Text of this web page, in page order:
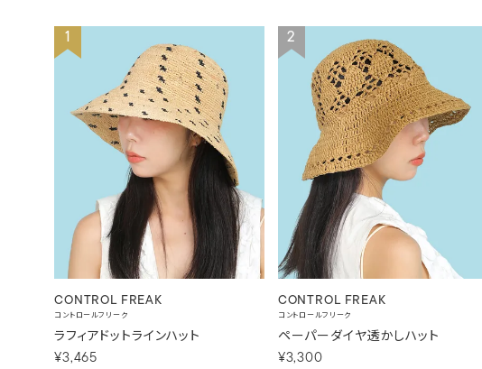
1
CONTROL FREAK
コントロールフリーク
ラフィアドットラインハット
¥3,465
2
CONTROL FREAK
コントロールフリーク
ペーパーダイヤ透かしハット
¥3,300